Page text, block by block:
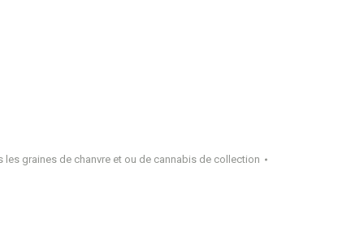
les graines de chanvre et ou de cannabis de collection